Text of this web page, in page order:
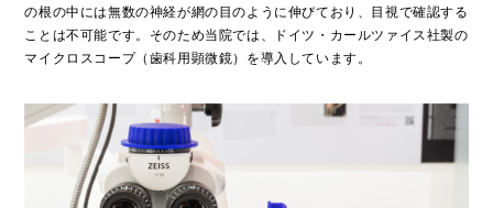
の根の中には無数の神経が網の目のように伸びており、目視で確認する
ことは不可能です。そのため当院では、ドイツ・カールツァイス社製の
マイクロスコープ（歯科用顕微鏡）を導入しています。